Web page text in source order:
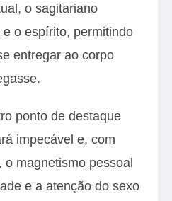
o sagitariano
o espírito, permitindo
entregar ao corpo
ponto de destaque
impecável e, com
o magnetismo pessoal
e a atenção do sexo